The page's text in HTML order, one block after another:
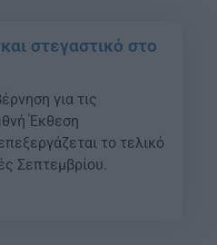
στεγαστικό στο
για τις
Έκθεση
το τελικό
Σεπτεμβρίου.